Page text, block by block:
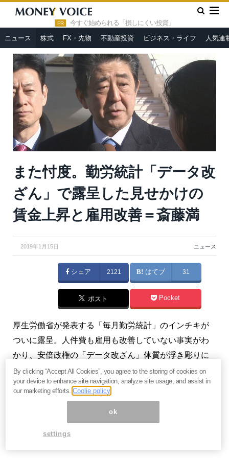
PR 今すぐ始められる「損しにくい投資」
ニュース 株式 FX・先物 不動産投資 ビジネス・ライフ 人気連
HOME » ニュース »
また忖度。勤労統計「データ改ざん」で露
呈した見せかけの賃金上昇と雇用改善＝斎藤満
また忖度。勤労統計「データ改
ざん」で露呈した見せかけの
賃金上昇と雇用改善＝斎藤満
2019年1月15日 ニュース
シェア 2121 はてブ 31
ポスト Pocket
厚生労働省が発表する「毎月勤労統計」のインチキが
ついに露呈。人件費も雇用も改善していない事実がわ
かり、安倍政権の「データ改ざん」体質が浮き彫りに
されました。（『マンさんの経済あらかると』斎藤
満）
マンさんの経済あらかると
中。ご興味を持たれた方はぜひこの機会にバックナン
バー含め今月すべて無料のお試し購読
By clicking “Accept All Cookies”, you agree to the storing of cookies on
your device to enhance site navigation, analyze site usage, and assist in
our marketing efforts.Coolie policy
ok
settings